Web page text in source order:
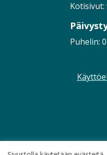
Kotisivut:
Puhelin: